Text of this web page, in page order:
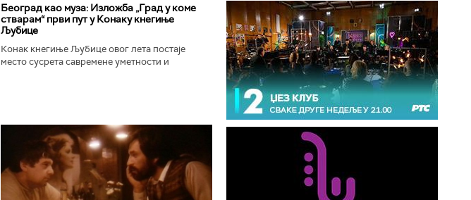
Београд као муза: Изложба „Град у коме
стварам“ први пут у Конаку кнегиње
Љубице
Конак кнегиње Љубице овог лета постаје
место сусрета савремене уметности и